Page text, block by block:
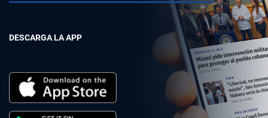
DESCARGA LA APP